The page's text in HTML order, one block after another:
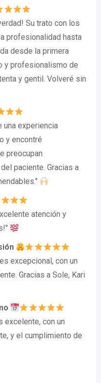
Su trato con los
profesionalidad hasta
desde la primera
y profesionalismo de
y gentil. Volveré sin
una experiencia
y encontré
preocupan
paciente. Gracias a
atención y
excepcional, con un
Gracias a Sole, Kari
excelente, con un
y el cumplimiento de